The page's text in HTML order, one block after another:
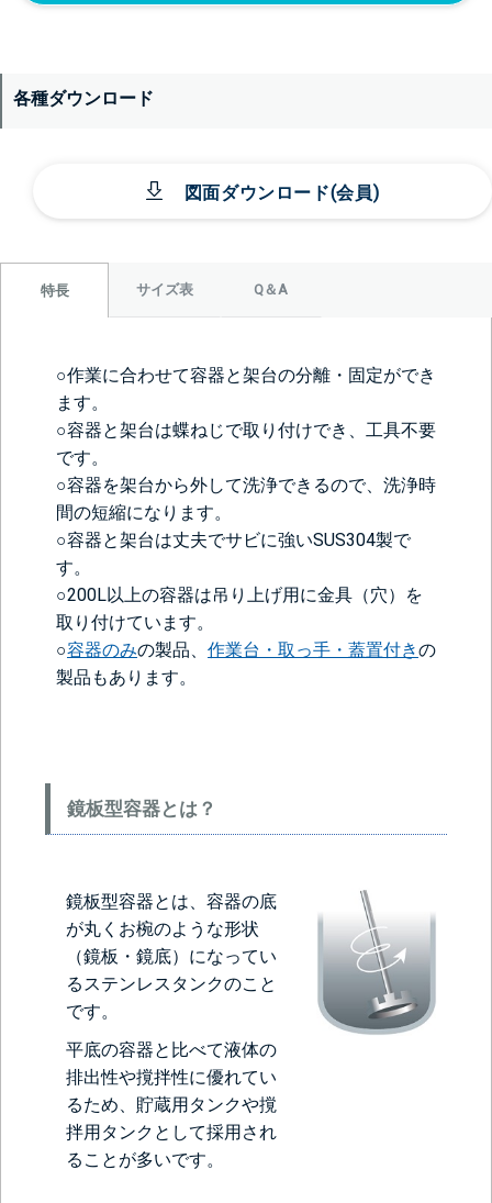
各種ダウンロード
図面ダウンロード(会員)
特長 サイズ表 Q＆A
○作業に合わせて容器と架台の分離・固定ができ
ます。
○容器と架台は蝶ねじで取り付けでき、工具不要
です。
○容器を架台から外して洗浄できるので、洗浄時
間の短縮になります。
○容器と架台は丈夫でサビに強いSUS304製で
す。
○200L以上の容器は吊り上げ用に金具（穴）を
取り付けています。
○容器のみの製品、 作業台・取っ手・蓋置付きの
製品もあります。
鏡板型容器とは？
鏡板型容器とは、容器の底
が丸くお椀のような形状
（鏡板・鏡底）になってい
るステンレスタンクのこと
です。
平底の容器と比べて液体の
排出性や撹拌性に優れてい
るため、貯蔵用タンクや撹
拌用タンクとして採用され
ることが多いです。